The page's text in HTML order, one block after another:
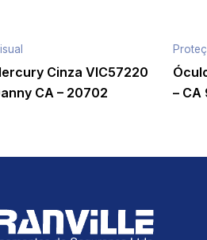
Cinza VIC57220
CA – 20702
– CA